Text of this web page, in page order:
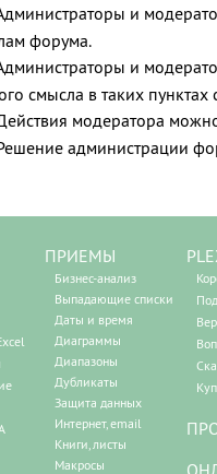
и
форума.
и
смысла в таких пунктах
модератора
администрации
ПРИЕМЫ
Бизнес-анализ
Выпадающие списки
Даты и время
Диаграммы
Диапазоны
Дубликаты
Защита данных
Интернет, email
Книги, листы
Макросы